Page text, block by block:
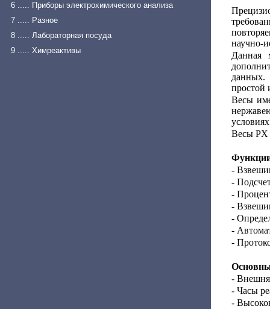
6 ..... Приборы электрохимического анализа
7 ..... Разное
8 ..... Лабораторная посуда
9 ..... Химреактивы
научно-
Данная
данных.
простой
Весы
Весы PX
-
-
-
-
-
-
-
-
- Часы
-